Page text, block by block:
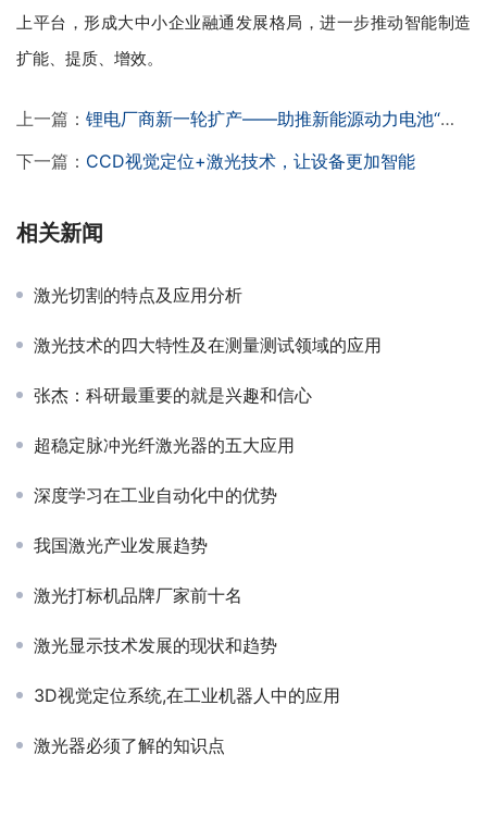
上平台，形成大中小企业融通发展格局，进一步推动智能制造
扩能、提质、增效。
上一篇： 锂电厂商新一轮扩产——助推新能源动力电池“高效提质”
下一篇： CCD视觉定位+激光技术，让设备更加智能
相关新闻
激光切割的特点及应用分析
激光技术的四大特性及在测量测试领域的应用
张杰：科研最重要的就是兴趣和信心
超稳定脉冲光纤激光器的五大应用
深度学习在工业自动化中的优势
我国激光产业发展趋势
激光打标机品牌厂家前十名
激光显示技术发展的现状和趋势
3D视觉定位系统,在工业机器人中的应用
激光器必须了解的知识点